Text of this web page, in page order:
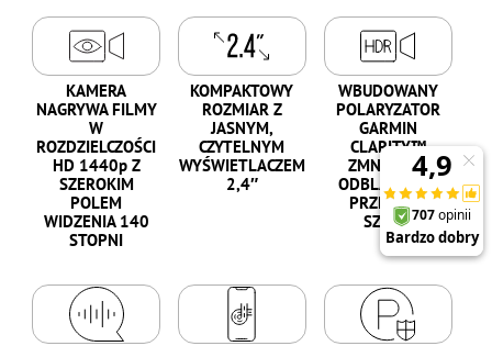
KAMERA
NAGRYWA FILMY
W
ROZDZIELCZOŚCI
HD 1440p Z
SZEROKIM
POLEM
WIDZENIA 140
STOPNI
KOMPAKTOWY
ROZMIAR Z
JASNYM,
CZYTELNYM
WYŚWIETLACZEM
2,4″
WBUDOWANY
POLARYZATOR
GARMIN
CLARITY™
ZMNIEJSZA
ODBLASKI NA
PRZEDNIEJ
SZYBIE